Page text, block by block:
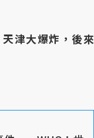
津大爆炸，後來